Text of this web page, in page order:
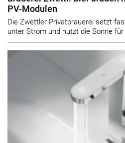
PV-Modulen
Die Zwettler Privatbrauerei setzt
unter Strom und nutzt die Sonne